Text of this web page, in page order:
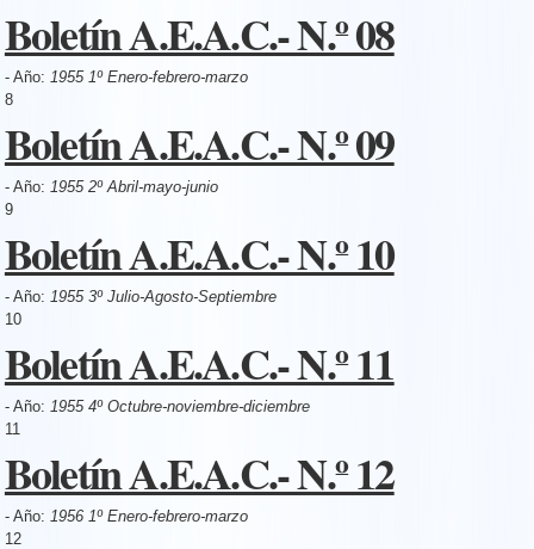
Boletín A.E.A.C.- N.º 08
- Año: 1955 1º Enero-febrero-marzo
8
Boletín A.E.A.C.- N.º 09
- Año: 1955 2º Abril-mayo-junio
9
Boletín A.E.A.C.- N.º 10
- Año: 1955 3º Julio-Agosto-Septiembre
10
Boletín A.E.A.C.- N.º 11
- Año: 1955 4º Octubre-noviembre-diciembre
11
Boletín A.E.A.C.- N.º 12
- Año: 1956 1º Enero-febrero-marzo
12